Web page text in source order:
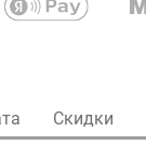
Скидки